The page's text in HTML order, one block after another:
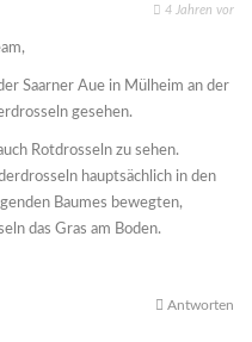
4 Jahren vor
Saarner Aue in Mülheim an der
gesehen.
Rotdrosseln zu sehen.
hauptsächlich in den
Baumes bewegten,
das Gras am Boden.
Antworten